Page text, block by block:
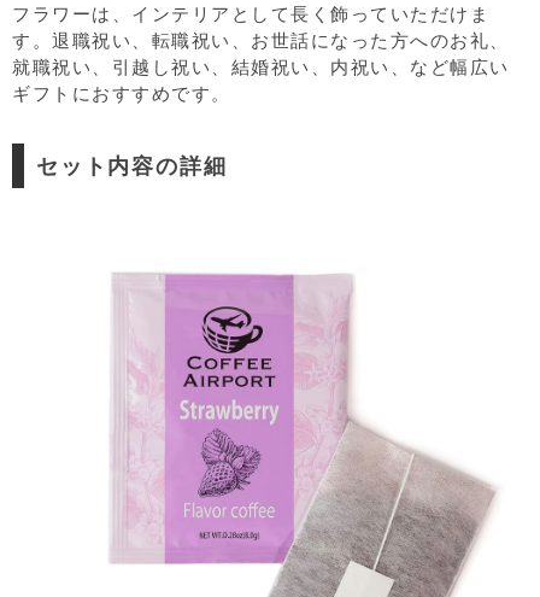
フラワーは、インテリアとして長く飾っていただけま
す。退職祝い、転職祝い、お世話になった方へのお礼、
就職祝い、引越し祝い、結婚祝い、内祝い、など幅広い
ギフトにおすすめです。
セット内容の詳細